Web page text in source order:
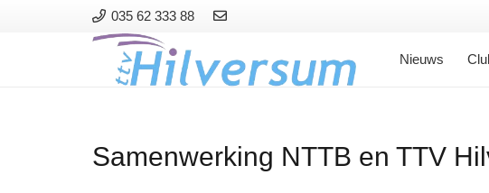
035 62 333 88
Nieuws
Samenwerking NTTB en TTV